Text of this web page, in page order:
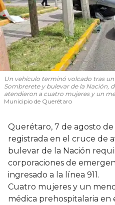
Un vehículo terminó volcado tras
Sombrerete y bulevar de la Nación,
atendieron a cuatro mujeres y un
Municipio de Querétaro
Querétaro, 7 de agosto
registrada en el cruce de
bulevar de la Nación
corporaciones de
ingresado a la línea 911.
Cuatro mujeres y un
médica prehospitalaria